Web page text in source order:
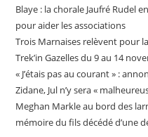
Blaye : la chorale Jaufré Rudel
pour aider les associations
Trois Marnaises relèvent pour
Trek’in Gazelles du 9 au 14
« J’étais pas au courant » :
Zidane, Jul n’y sera «
Meghan Markle au bord des
mémoire du fils décédé d’une